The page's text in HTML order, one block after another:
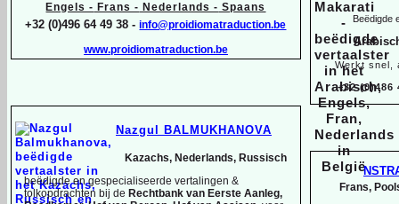
Beëdigde
Werkt snel,
+32 (0)486
Frans,
Engels - Frans - Nederlands - Spaans
+32 (0)496 64 49 38 - info@proidiomatraduction.be
www.proidiomatraduction.be
Nazgul BALMUKHANOVA
Kazachs, Nederlands, Russisch
beëdigde en gespecialiseerde vertalingen &
tolkopdrachten bij de Rechtbank van Eerste Aanleg,